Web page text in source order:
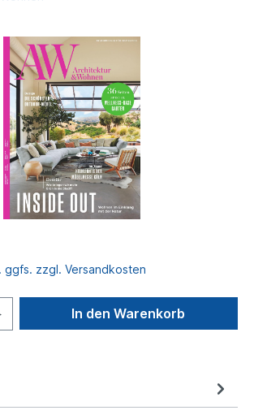
ggfs. zzgl. Versandkosten
In den Warenkorb